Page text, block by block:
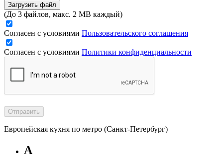
Загрузить файл
(До 3 файлов, макс. 2 MB каждый)
Согласен с условиями Пользовательского соглашения
Согласен с условиями Политики конфиденциальности
Отправить
Европейская кухня по метро (Санкт-Петербург)
А